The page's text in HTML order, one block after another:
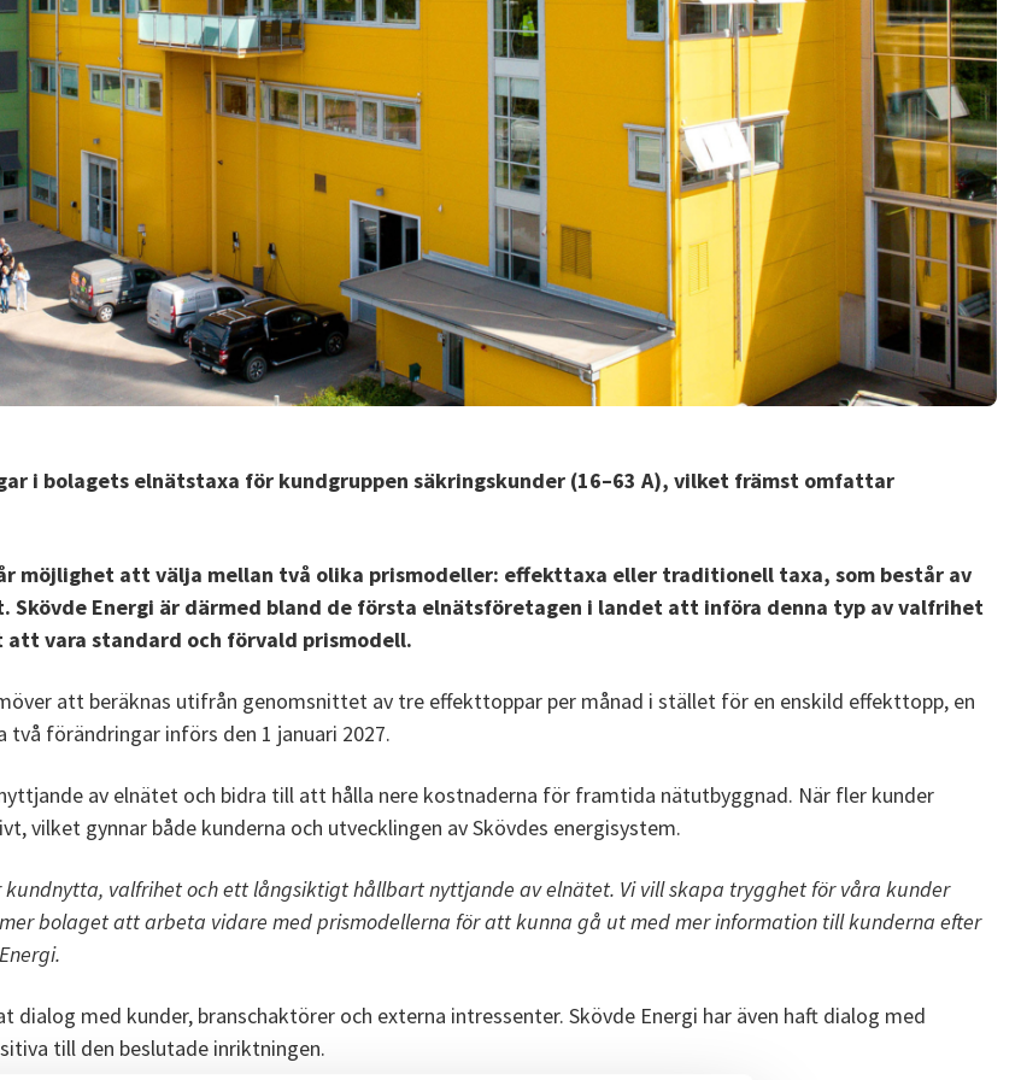
i bolagets elnätstaxa för kundgruppen säkringskunder (16–63 A), vilket främst omfattar
möjlighet att välja mellan två olika prismodeller: effekttaxa eller traditionell taxa, som består av
Skövde Energi är därmed bland de första elnätsföretagen i landet att införa denna typ av valfrihet
vara standard och förvald prismodell.
att beräknas utifrån genomsnittet av tre effekttoppar per månad i stället för en enskild effekttopp, en
förändringar införs den 1 januari 2027.
av elnätet och bidra till att hålla nere kostnaderna för framtida nätutbyggnad. När fler kunder
vilket gynnar både kunderna och utvecklingen av Skövdes energisystem.
valfrihet och ett långsiktigt hållbart nyttjande av elnätet. Vi vill skapa trygghet för våra kunder
bolaget att arbeta vidare med prismodellerna för att kunna gå ut med mer information till kunderna efter
med kunder, branschaktörer och externa intressenter. Skövde Energi har även haft dialog med
till den beslutade inriktningen.